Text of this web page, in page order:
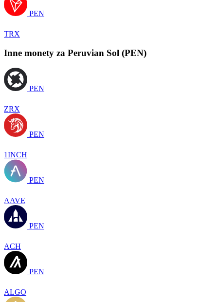
PEN
TRX
Inne monety za Peruvian Sol (PEN)
PEN
ZRX
PEN
1INCH
PEN
AAVE
PEN
ACH
PEN
ALGO